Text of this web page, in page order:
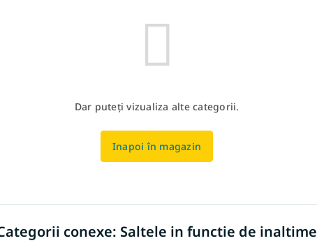
Dar puteţi vizualiza alte categorii.
Inapoi în magazin
conexe: Saltele in functie de inaltime